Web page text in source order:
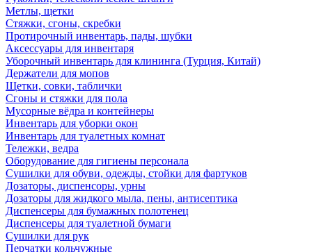
Метлы, щетки
Стяжки, сгоны, скребки
Протирочный инвентарь, пады, шубки
Аксессуары для инвентаря
Уборочный инвентарь для клининга (Турция, Китай)
Держатели для мопов
Щетки, совки, таблички
Сгоны и стяжки для пола
Мусорные вёдра и контейнеры
Инвентарь для уборки окон
Инвентарь для туалетных комнат
Тележки, ведра
Оборудование для гигиены персонала
Сушилки для обуви, одежды, стойки для фартуков
Дозаторы, диспенсоры, урны
Дозаторы для жидкого мыла, пены, антисептика
Диспенсеры для бумажных полотенец
Диспенсеры для туалетной бумаги
Сушилки для рук
Перчатки кольчужные